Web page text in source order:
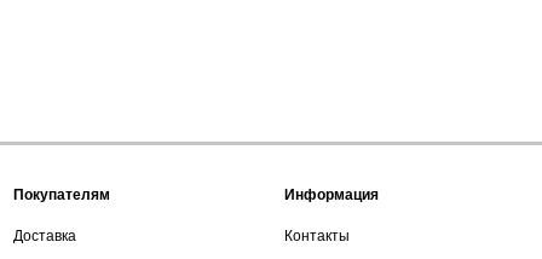
Покупателям
Доставка
Информация
Контакты